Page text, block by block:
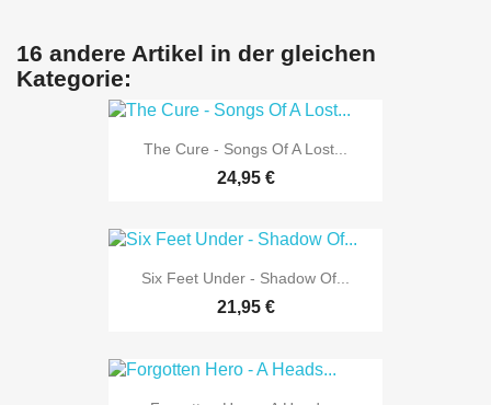
16 andere Artikel in der gleichen
Kategorie:
The Cure - Songs Of A Lost...
24,95 €
Six Feet Under - Shadow Of...
21,95 €